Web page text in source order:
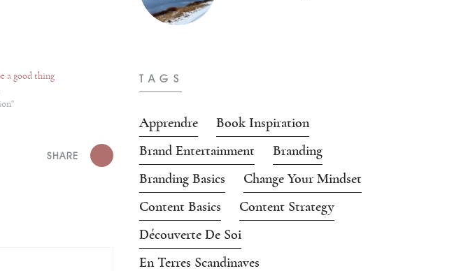
a good thing
SHARE
TAGS
Apprendre
Book Inspiration
Brand Entertainment
Branding
Branding Basics
Change Your Mindset
Content Basics
Content Strategy
Découverte De Soi
En Terres Scandinaves